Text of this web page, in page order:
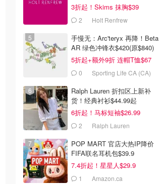
3折起！Skims 抹胸$39
2 Holt Renfrew
手慢无：Arc'teryx 再降！Beta
AR 绿色冲锋衣$420(原$840)
5折起+额外9折 连帽T恤$67
0 Sporting Life CA (CA)
Ralph Lauren 折扣区上新补
货！经典衬衫$44.99起
6折起！马标短袖$26.99
2 Ralph Lauren
POP MART 官店大热IP降价
FIFA联名耳机包$39.9
7.4折起！星星人$29.9
1 Amazon.ca